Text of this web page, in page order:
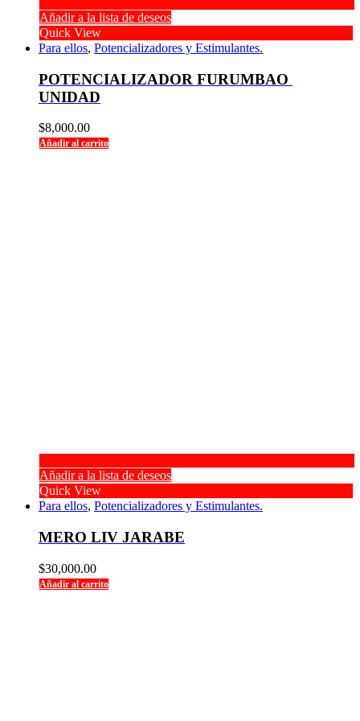
Añadir a la lista de deseos
Quick View
Para ellos, Potencializadores y Estimulantes.
POTENCIALIZADOR FURUMBAO
UNIDAD
$8,000.00
Añadir al carrito
Añadir a la lista de deseos
Quick View
Para ellos, Potencializadores y Estimulantes.
MERO LIV JARABE
$30,000.00
Añadir al carrito